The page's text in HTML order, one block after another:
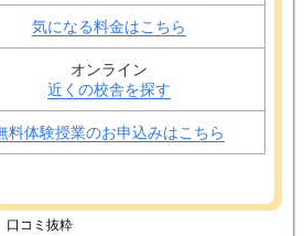
気になる料金はこちら
オンライン
近くの校舎を探す
料体験授業のお申込みはこちら
口コミ抜粋